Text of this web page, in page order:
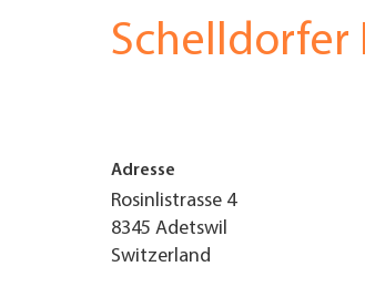
JOBS & KARRIERE
UNTERNEHMEN FINDEN
are
Schelldorfer
Adresse
Rosinlistrasse 4
8345 Adetswil
Switzerland